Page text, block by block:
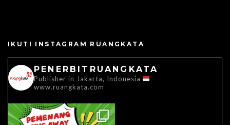
IKUTI INSTAGRAM RUANGKATA
PENERBITRUANGKATA
Publisher in Jakarta, Indonesia
www.ruangkata.com